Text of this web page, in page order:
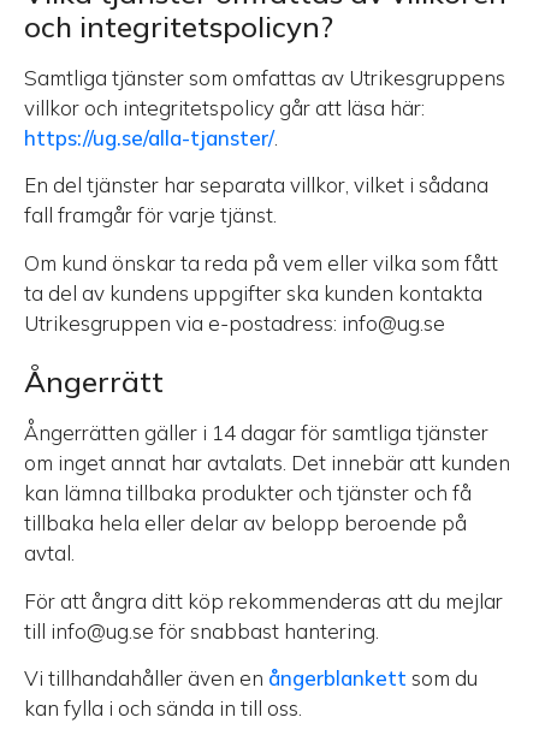
och integritetspolicyn?
Samtliga tjänster som omfattas av Utrikesgruppens
villkor och integritetspolicy går att läsa här:
https://ug.se/alla-tjanster/.
En del tjänster har separata villkor, vilket i sådana
fall framgår för varje tjänst.
Om kund önskar ta reda på vem eller vilka som fått
ta del av kundens uppgifter ska kunden kontakta
Utrikesgruppen via e-postadress: info@ug.se
Ångerrätt
Ångerrätten gäller i 14 dagar för samtliga tjänster
om inget annat har avtalats. Det innebär att kunden
kan lämna tillbaka produkter och tjänster och få
tillbaka hela eller delar av belopp beroende på
avtal.
För att ångra ditt köp rekommenderas att du mejlar
till info@ug.se för snabbast hantering.
Vi tillhandahåller även en ångerblankett som du
kan fylla i och sända in till oss.